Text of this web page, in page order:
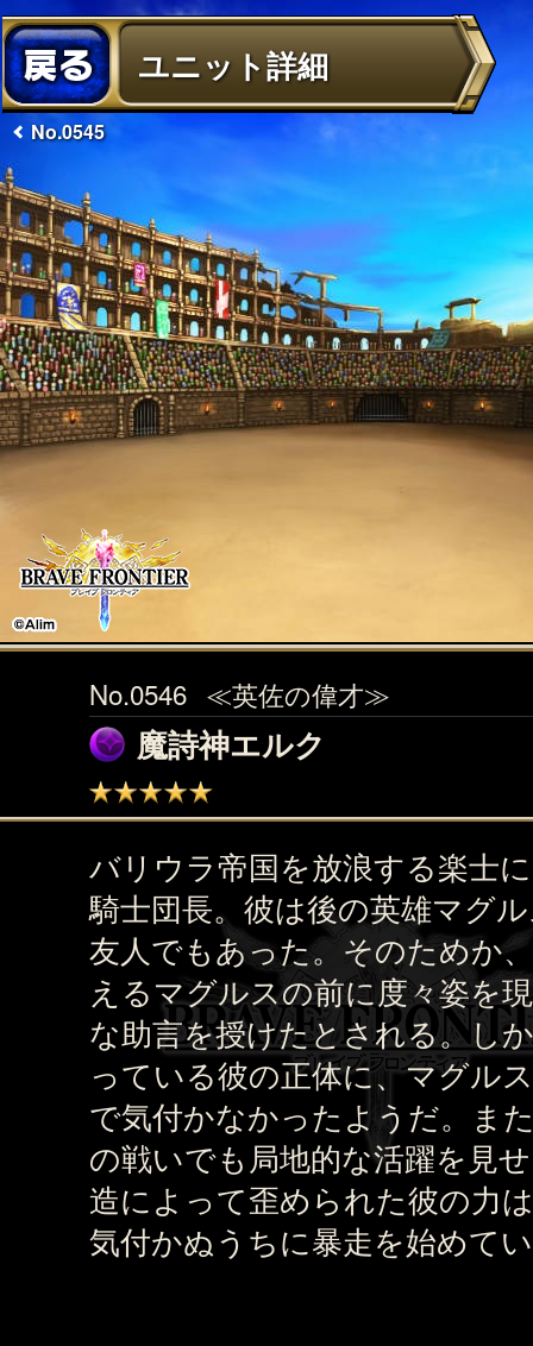
ユニット詳細
No.0545
No.0546 ≪英佐の偉才≫
魔詩神エルク
バリウラ帝国を放浪する楽士
騎士団長。彼は後の英雄マグ
友人でもあった。そのためか
えるマグルスの前に度々姿を
な助言を授けたとされる。し
っている彼の正体に、マグル
で気付かなかったようだ。ま
の戦いでも局地的な活躍を見
造によって歪められた彼の力
気付かぬうちに暴走を始めて